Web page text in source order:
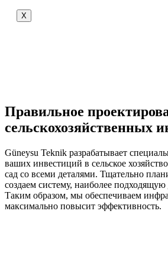
X
Правильное
сельскохозяйственных
Güneysu Teknik разрабатывает
ваших инвестиций в сельское
сад со всеми деталями. Тщательно
создаем систему, наиболее
Таким образом, мы обеспечиваем
максимально повысит эффективность.